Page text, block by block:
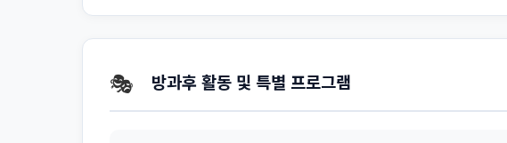
🎭 방과후 활동 및 특별 프로그램